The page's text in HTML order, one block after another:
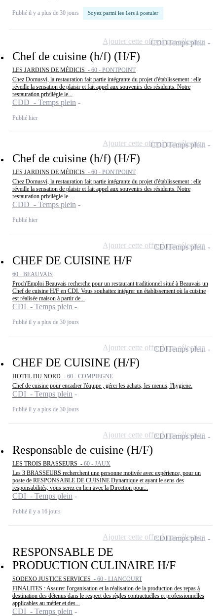
Publié il y a plus de 30 jours Soyez parmi les 1ers à postuler
Chef de cuisine (h/f) (H/F)
LES JARDINS DE MÉDICIS - 60 - PONTPOINT
Chez Domusvi, la restauration fait partie intégrante du projet d'établissement : elle
réveille la sensation de plaisir et fait appel aux souvenirs des résidents. Notre
restauration privilégie le...
CDD - Temps plein
Publié hier
CDDTemps plein
Ajouter cette offre à ma sélection
Chef de cuisine (h/f) (H/F)
LES JARDINS DE MÉDICIS - 60 - PONTPOINT
Chez Domusvi, la restauration fait partie intégrante du projet d'établissement : elle
réveille la sensation de plaisir et fait appel aux souvenirs des résidents. Notre
restauration privilégie le...
CDD - Temps plein
Publié hier
CDDTemps plein
Ajouter cette offre à ma sélection
CHEF DE CUISINE H/F
60 - BEAUVAIS
Proch'Emploi Beauvais recherche pour un restaurant traditionnel situé à Beauvais un
Chef de cuisine H/F en CDI. Vous souhaitez intégrer un établissement où la cuisine
est réalisée maison à partir de...
CDI - Temps plein
Publié il y a plus de 30 jours
CDITemps plein
Ajouter cette offre à ma sélection
CHEF DE CUISINE (H/F)
HOTEL DU NORD - 60 - COMPIEGNE
Chef de cuisine pour encadrer l'équipe , gérer les achats, les menus, l'hygiene.
CDI - Temps plein
Publié il y a plus de 30 jours
CDITemps plein
Ajouter cette offre à ma sélection
Responsable de cuisine (H/F)
LES TROIS BRASSEURS - 60 - JAUX
Les 3 BRASSEURS recherchent une personne motivée avec expérience, pour un
poste de RESPONSABLE DE CUISINE Dynamique et ayant le sens des
responsabilités, vous serez en lien avec la Direction pour...
CDI - Temps plein
Publié il y a 16 jours
CDITemps plein
Ajouter cette offre à ma sélection
RESPONSABLE DE
PRODUCTION CULINAIRE H/F
SODEXO JUSTICE SERVICES - 60 - LIANCOURT
FINALITES : Assurer l'organisation et la réalisation de la production des repas à
destination des détenus dans le respect des règles contractuelles et professionnelles
applicables au métier et des...
CDI - Temps plein
CDITemps plein
Ajouter cette offre à ma sélection